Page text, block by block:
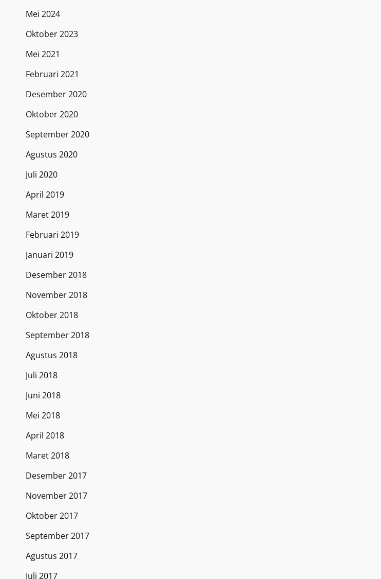
Mei 2024
Oktober 2023
Mei 2021
Februari 2021
Desember 2020
Oktober 2020
September 2020
Agustus 2020
Juli 2020
April 2019
Maret 2019
Februari 2019
Januari 2019
Desember 2018
November 2018
Oktober 2018
September 2018
Agustus 2018
Juli 2018
Juni 2018
Mei 2018
April 2018
Maret 2018
Desember 2017
November 2017
Oktober 2017
September 2017
Agustus 2017
Juli 2017